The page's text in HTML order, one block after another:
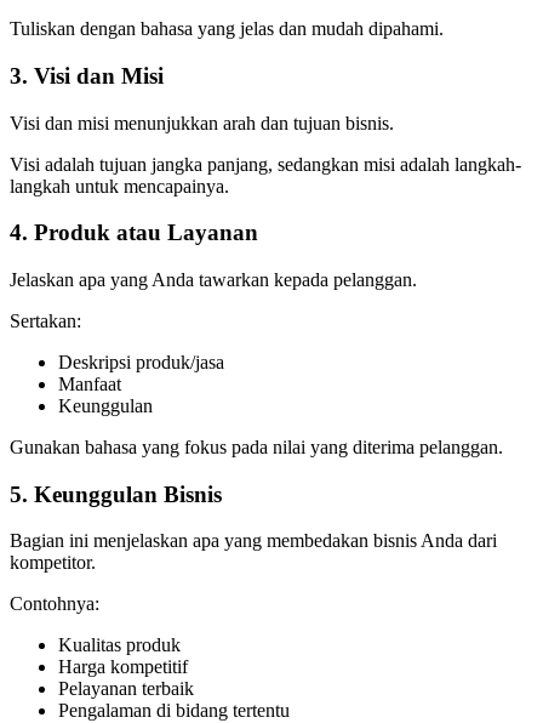
Tuliskan dengan bahasa yang jelas dan mudah dipahami.
3. Visi dan Misi
Visi dan misi menunjukkan arah dan tujuan bisnis.
Visi adalah tujuan jangka panjang, sedangkan misi adalah langkah-
langkah untuk mencapainya.
4. Produk atau Layanan
Jelaskan apa yang Anda tawarkan kepada pelanggan.
Sertakan:
Deskripsi produk/jasa
Manfaat
Keunggulan
Gunakan bahasa yang fokus pada nilai yang diterima pelanggan.
5. Keunggulan Bisnis
Bagian ini menjelaskan apa yang membedakan bisnis Anda dari
kompetitor.
Contohnya:
Kualitas produk
Harga kompetitif
Pelayanan terbaik
Pengalaman di bidang tertentu